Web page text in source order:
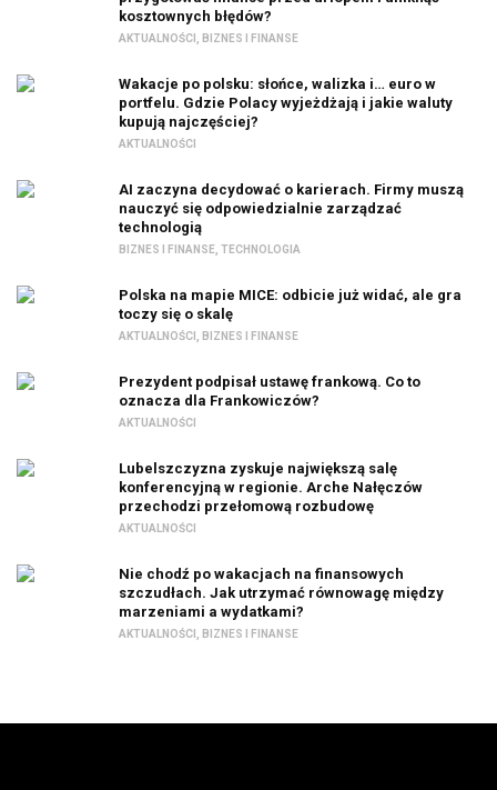
kosztownych błędów?
AKTUALNOŚCI BIZNES I FINANSE
Wakacje po polsku: słońce, walizka i… euro w
portfelu. Gdzie Polacy wyjeżdżają i jakie waluty
kupują najczęściej?
AKTUALNOŚCI
AI zaczyna decydować o karierach. Firmy muszą
nauczyć się odpowiedzialnie zarządzać
technologią
BIZNES I FINANSE TECHNOLOGIA
Polska na mapie MICE: odbicie już widać, ale gra
toczy się o skalę
AKTUALNOŚCI BIZNES I FINANSE
Prezydent podpisał ustawę frankową. Co to
oznacza dla Frankowiczów?
AKTUALNOŚCI
Lubelszczyzna zyskuje największą salę
konferencyjną w regionie. Arche Nałęczów
przechodzi przełomową rozbudowę
AKTUALNOŚCI
Nie chodź po wakacjach na finansowych
szczudłach. Jak utrzymać równowagę między
marzeniami a wydatkami?
AKTUALNOŚCI BIZNES I FINANSE